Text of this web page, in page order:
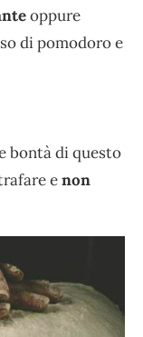
oppure
di pomodoro e
bontà di questo
enon